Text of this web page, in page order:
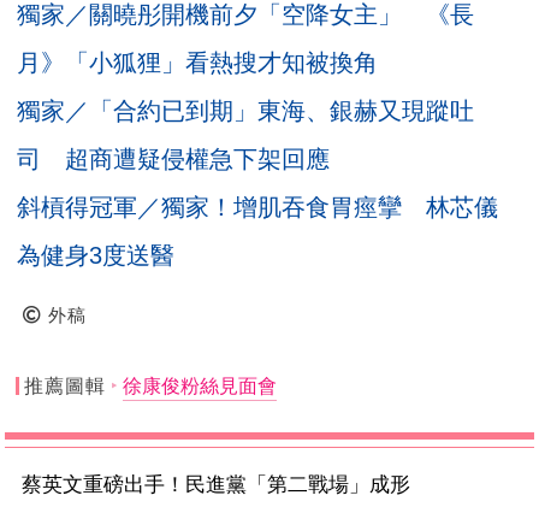
獨家／關曉彤開機前夕「空降女主」 《長
月》「小狐狸」看熱搜才知被換角
獨家／「合約已到期」東海、銀赫又現蹤吐
司 超商遭疑侵權急下架回應
斜槓得冠軍／獨家！增肌吞食胃痙攣 林芯儀
為健身3度送醫
外稿
推薦圖輯 徐康俊粉絲見面會
蔡英文重磅出手！民進黨「第二戰場」成形